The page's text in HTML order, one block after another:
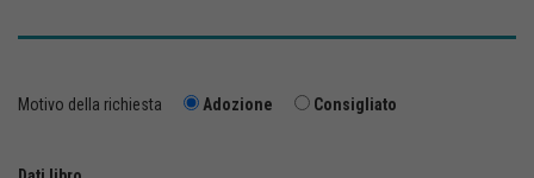
Motivo della richiesta Adozione Consigliato